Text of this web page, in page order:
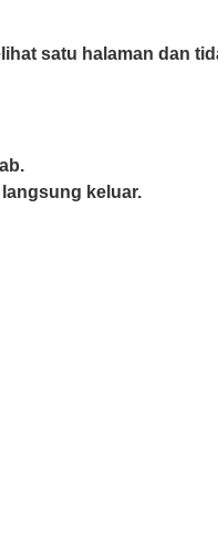
satu halaman dan
keluar.